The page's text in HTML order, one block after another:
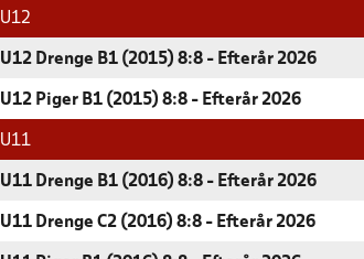
U12
U12 Drenge B1 (2015) 8:8 - Efterår 2026
U12 Piger B1 (2015) 8:8 - Efterår 2026
U11
U11 Drenge B1 (2016) 8:8 - Efterår 2026
U11 Drenge C2 (2016) 8:8 - Efterår 2026